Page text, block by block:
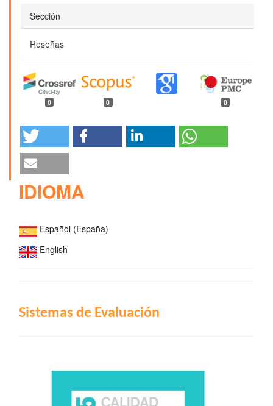
Sección
Reseñas
0 0 0
IDIOMA
Español (España)
English
INDIZACIÓN
Sistemas de Evaluación